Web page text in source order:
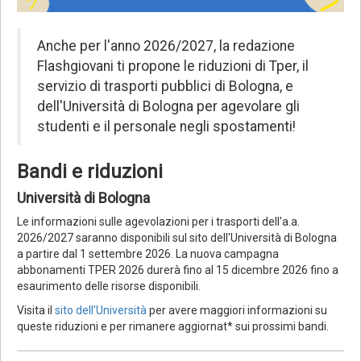
Anche per l'anno 2026/2027, la redazione
Flashgiovani ti propone le riduzioni di Tper, il
servizio di trasporti pubblici di Bologna, e
dell'Università di Bologna per agevolare gli
studenti e il personale negli spostamenti!
Bandi e riduzioni
Università di Bologna
Le informazioni sulle agevolazioni per i trasporti dell'a.a.
2026/2027 saranno disponibili sul sito dell'Università di Bologna
a partire dal 1 settembre 2026. La nuova campagna
abbonamenti TPER 2026 durerà fino al 15 dicembre 2026 fino a
esaurimento delle risorse disponibili.
Visita il sito dell'Università per avere maggiori informazioni su
queste riduzioni e per rimanere aggiornat* sui prossimi bandi.